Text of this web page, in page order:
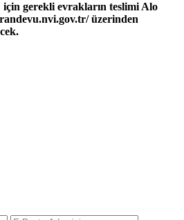
gerekli evrakların teslimi Alo
üzerinden